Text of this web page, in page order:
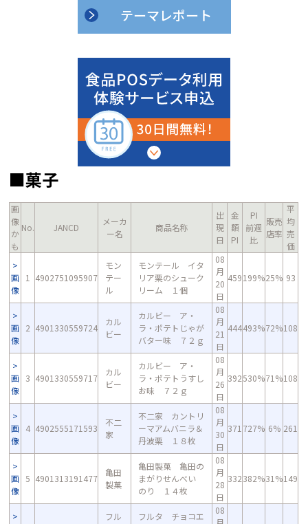
テーマレポート
■菓子
画
像
か
も
No. JANCD
メーカ
ー名
商品名称
出
現
日
金
額
PI
PI
前週
比
販売
店率
平
均
売
価
画
像
1 4902751095907
モン
テー
ル
モンテール イタ
リア栗のシューク
リーム １個
08
月
20
日
459199%25% 93
画
像
2 4901330559724
カル
ビー
カルビー ア・
ラ・ポテトじゃが
バター味 ７２ｇ
08
月
21
日
444493%72%108
画
像
3 4901330559717
カル
ビー
カルビー ア・
ラ・ポテトうすし
お味 ７２ｇ
08
月
26
日
392530%71%108
画
像
4 4902555171593
不二
家
不二家 カントリ
ーマアムバニラ＆
丹波栗 １８枚
08
月
30
日
371 727% 6% 261
画
像
5 4901313191477
亀田
製菓
亀田製菓 亀田の
まがりせんべい
のり １４枚
08
月
28
日
332382%31%149
フル
フルタ チョコエ
08